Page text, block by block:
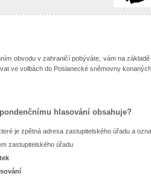
obvodu v zahraničí pobýváte, vám na
ve volbách do Poslanecké sněmovny
hlasování obsahuje?
které je zpětná adresa zastupitelského úřadu a
zastupitelského úřadu